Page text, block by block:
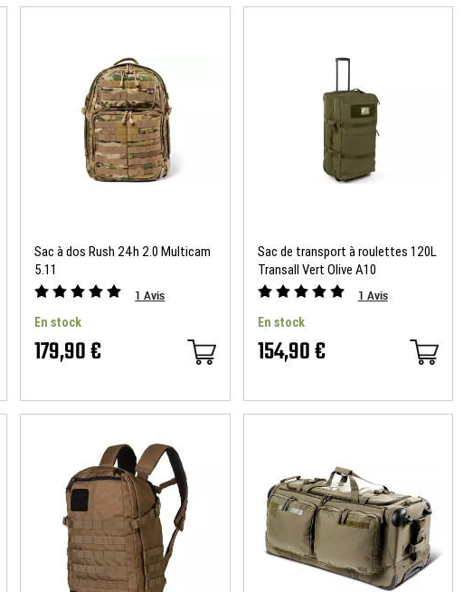
Sac à dos Rush 24h 2.0 Multicam
5.11
1 Avis
En stock
179,90 €
Sac de transport à roulettes 120L
Transall Vert Olive A10
Equipement
1 Avis
En stock
154,90 €